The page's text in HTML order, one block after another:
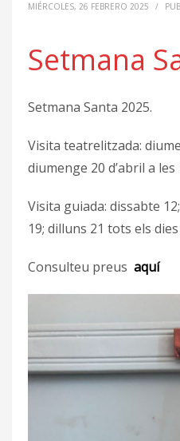
MIÉRCOLES, 26 FEBRERO 2025 /
Setmana
Setmana Santa 2025.
Visita teatrelitzada:
diumenge 20 d’abril a les
Visita guiada: dissabte
19; dilluns 21 tots els
Consulteu preus aquí